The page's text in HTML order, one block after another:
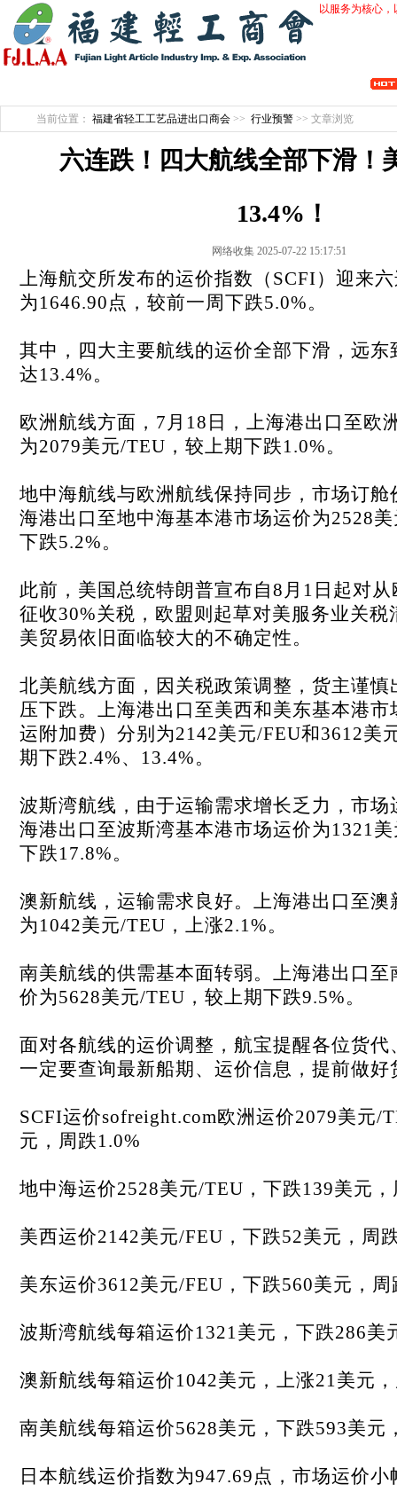
以服务为核心
当前位置： 福建省轻工工艺品进出口商会 >> 行业预警 >> 文章浏览
六连跌！四大航线全部下滑！
13.4%！
网络收集 2025-07-22 15:17:51
上海航交所发布的运价指数（SCFI）迎来
为1646.90点，较前一周下跌5.0%。
其中，四大主要航线的运价全部下滑，远东
达13.4%。
欧洲航线方面，7月18日，上海港出口至欧
为2079美元/TEU，较上期下跌1.0%。
地中海航线与欧洲航线保持同步，市场订舱
海港出口至地中海基本港市场运价为2528
下跌5.2%。
此前，美国总统特朗普宣布自8月1日起对
征收30%关税，欧盟则起草对美服务业关税
美贸易依旧面临较大的不确定性。
北美航线方面，因关税政策调整，货主谨慎
压下跌。上海港出口至美西和美东基本港
运附加费）分别为2142美元/FEU和3612美
期下跌2.4%、13.4%。
波斯湾航线，由于运输需求增长乏力，市场
海港出口至波斯湾基本港市场运价为1321
下跌17.8%。
澳新航线，运输需求良好。上海港出口至澳
为1042美元/TEU，上涨2.1%。
南美航线的供需基本面转弱。上海港出口至
价为5628美元/TEU，较上期下跌9.5%。
面对各航线的运价调整，航宝提醒各位货
一定要查询最新船期、运价信息，提前做好
SCFI运价sofreight.com欧洲运价2079美元/
元，周跌1.0%
地中海运价2528美元/TEU，下跌139美元，
美西运价2142美元/FEU，下跌52美元，周
美东运价3612美元/FEU，下跌560美元，周
波斯湾航线每箱运价1321美元，下跌286美
澳新航线每箱运价1042美元，上涨21美元
南美航线每箱运价5628美元，下跌593美元
日本航线运价指数为947.69点，市场运价小